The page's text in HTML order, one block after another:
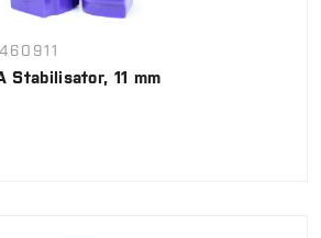
Stabilisator, 11 mm